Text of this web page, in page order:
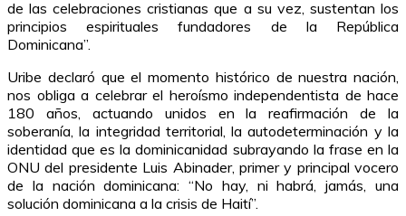
de las celebraciones cristianas que a su vez, sustentan los
principios espirituales fundadores de la República
Dominicana”.
Uribe declaró que el momento histórico de nuestra nación,
nos obliga a celebrar el heroísmo independentista de hace
180 años, actuando unidos en la reafirmación de la
soberanía, la integridad territorial, la autodeterminación y la
identidad que es la dominicanidad subrayando la frase en la
ONU del presidente Luis Abinader, primer y principal vocero
de la nación dominicana: “No hay, ni habrá, jamás, una
solución dominicana a la crisis de Haití”.